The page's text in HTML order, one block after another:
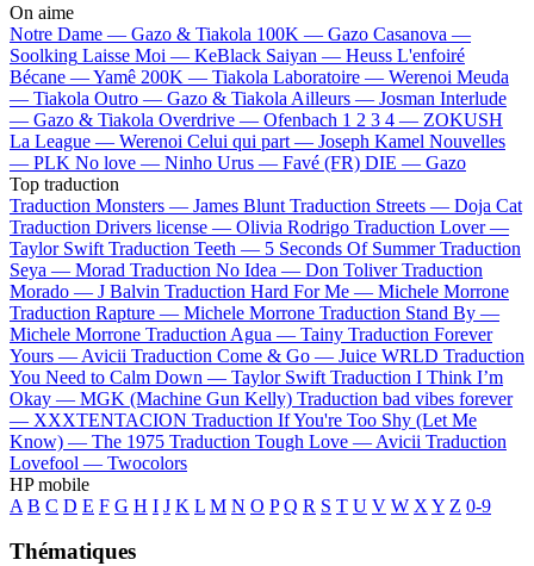
On aime
Notre Dame — Gazo & Tiakola 100K — Gazo Casanova —
Soolking Laisse Moi — KeBlack Saiyan — Heuss L'enfoiré
Bécane —Yamê 200K — Tiakola Laboratoire — Werenoi Meuda
— Tiakola Outro — Gazo & Tiakola Ailleurs — Josman Interlude
— Gazo & Tiakola Overdrive — Ofenbach 1 2 3 4 — ZOKUSH
La League — Werenoi Celui qui part — Joseph Kamel Nouvelles
— PLK No love — Ninho Urus — Favé (FR) DIE — Gazo
Top traduction
Traduction Monsters — James Blunt Traduction Streets — Doja Cat
Traduction Drivers license — Olivia Rodrigo Traduction Lover —
Taylor Swift Traduction Teeth — 5 Seconds Of Summer Traduction
Seya — Morad Traduction No Idea — Don Toliver Traduction
Morado — J Balvin Traduction Hard For Me — Michele Morrone
Traduction Rapture — Michele Morrone Traduction Stand By —
Michele Morrone Traduction Agua — Tainy Traduction Forever
Yours — Avicii Traduction Come & Go — Juice WRLD Traduction
You Need to Calm Down — Taylor Swift Traduction I Think I’m
Okay — MGK (Machine Gun Kelly) Traduction bad vibes forever
— XXXTENTACION Traduction If You're Too Shy (Let Me
Know) — The 1975 Traduction Tough Love — Avicii Traduction
Lovefool — Twocolors
HP mobile
A B C D E F G H I J K L M N O P Q R S T U V W X Y Z 0-9
Thématiques